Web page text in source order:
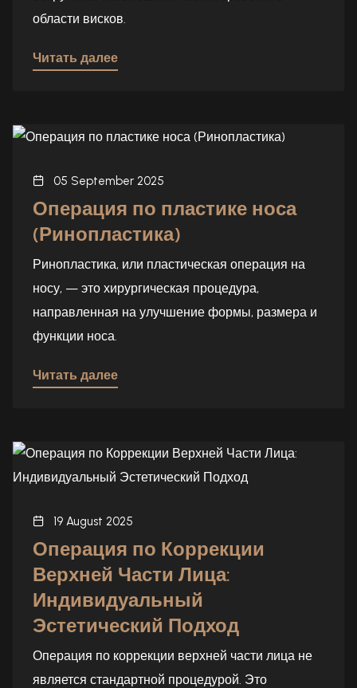
области висков.
Читать далее
05 September 2025
Операция по пластике носа
(Ринопластика)
Ринопластика, или пластическая операция на
носу, — это хирургическая процедура,
направленная на улучшение формы, размера и
функции носа.
Читать далее
19 August 2025
Операция по Коррекции
Верхней Части Лица:
Индивидуальный
Эстетический Подход
Операция по коррекции верхней части лица не
является стандартной процедурой. Это